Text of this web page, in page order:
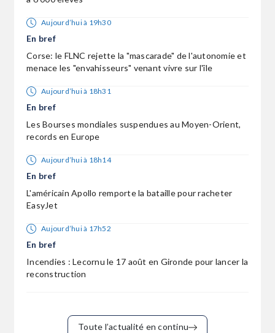
Aujourd’hui à 19h30
En bref
Corse: le FLNC rejette la "mascarade" de l'autonomie et
menace les "envahisseurs" venant vivre sur l'île
Aujourd’hui à 18h31
En bref
Les Bourses mondiales suspendues au Moyen-Orient,
records en Europe
Aujourd’hui à 18h14
En bref
L'américain Apollo remporte la bataille pour racheter
EasyJet
Aujourd’hui à 17h52
En bref
Incendies : Lecornu le 17 août en Gironde pour lancer la
reconstruction
Toute l’actualité en continu